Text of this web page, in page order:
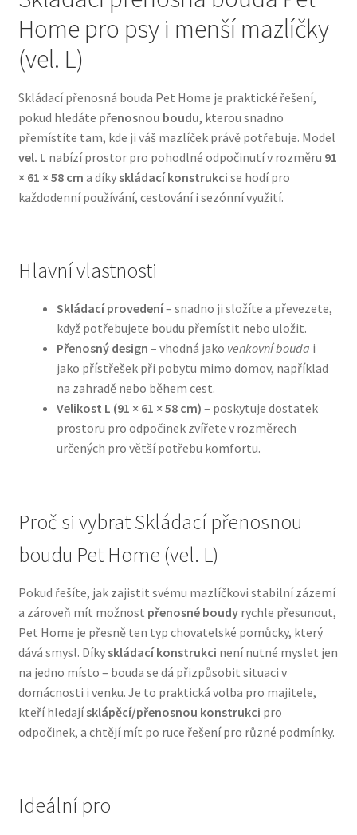
Bozita pro psy — Švédské krmivo s nordickou kvalitou
Granule pro psy
Natural Trainer pro psy — Italské krmivo s
přírodními složkami
Hill’s pro psy
Hračky pro psy
Konzervy a kapsičky pro psy
N&D Farmina pro psy — Italské holistic krmivo
Oblečky pro psy
Pelíšky pro psy
Ortopedické pelíšky
Přepravky pro psy
Purizon pro psy — Vysoký obsah masa, bez obilovin
Royal Canin pro psy
Veterinární dieta pro psy
Wolf of Wilderness
Home pro psy i menší mazlíčky
(vel. L)
Skládací přenosná bouda Pet Home je praktické řešení,
pokud hledáte přenosnou boudu, kterou snadno
přemístíte tam, kde ji váš mazlíček právě potřebuje. Model
vel. L nabízí prostor pro pohodlné odpočinutí v rozměru 91
× 61 × 58 cm a díkyskládací konstrukci se hodí pro
každodenní používání, cestování i sezónní využití.
Hlavní vlastnosti
Skládací provedení– snadno ji složíte a převezete,
když potřebujete boudu přemístit nebo uložit.
Přenosný design – vhodná jako venkovní bouda i
jako přístřešek při pobytu mimo domov, například
na zahradě nebo během cest.
Velikost L (91 × 61 × 58 cm) – poskytuje dostatek
prostoru pro odpočinek zvířete v rozměrech
určených pro větší potřebu komfortu.
Proč si vybrat Skládací přenosnou
boudu Pet Home (vel. L)
Pokud řešíte, jak zajistit svému mazlíčkovi stabilní zázemí
a zároveň mít možnost přenosné boudyrychle přesunout,
Pet Home je přesně ten typ chovatelské pomůcky, který
dává smysl. Díkyskládací konstrukci není nutné myslet jen
na jedno místo – bouda se dá přizpůsobit situaci v
domácnosti i venku. Je to praktická volba pro majitele,
kteří hledajísklápěcí/přenosnou konstrukci pro
odpočinek, a chtějí mít po ruce řešení pro různé podmínky.
Ideální pro